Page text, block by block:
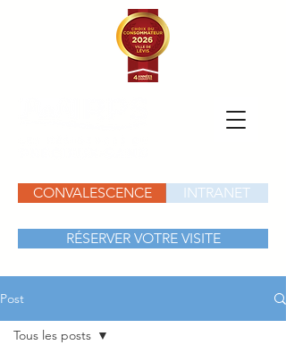
RÉSERVER VOTRE VISITE
CONVALESCENCE INTRANET
Post
Tous les posts